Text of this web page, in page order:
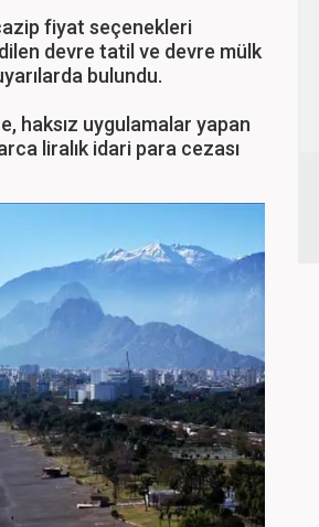
fiyat seçenekleri
devre tatil ve devre mülk
bulundu.
haksız uygulamalar yapan
liralık idari para cezası